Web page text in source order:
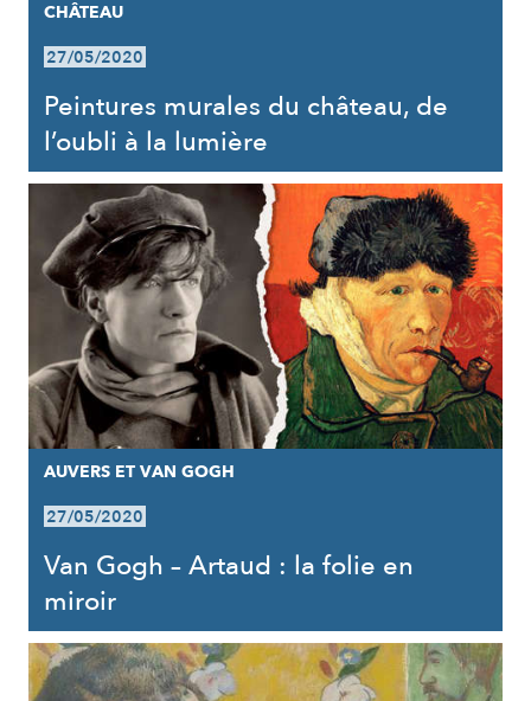
CHÂTEAU
27/05/2020
Peintures murales du château, de
l’oubli à la lumière
AUVERS ET VAN GOGH
27/05/2020
Van Gogh – Artaud : la folie en
miroir